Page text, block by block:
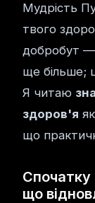
Мудрість
твого
добробут
ще більше;
Я читаю
здоров'я
що
Спочатку
що